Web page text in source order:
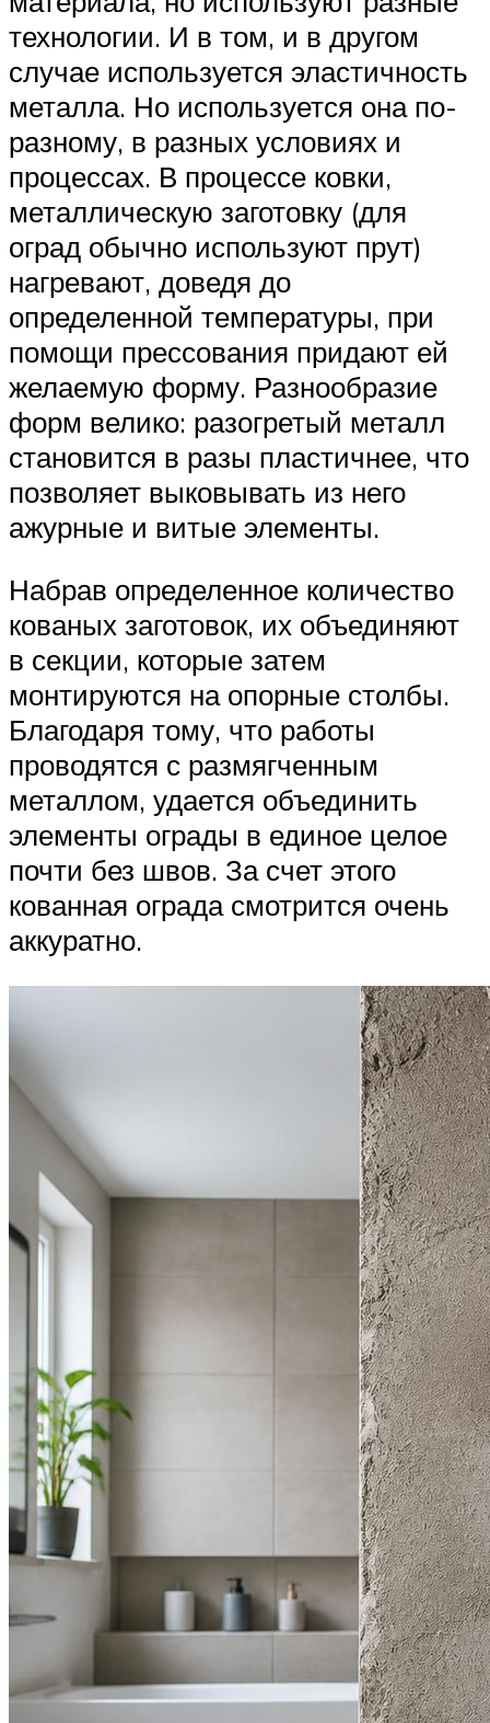
технологии. И в том, и в другом
случае используется эластичность
металла. Но используется она по-
разному, в разных условиях и
процессах. В процессе ковки,
металлическую заготовку (для
оград обычно используют прут)
нагревают, доведя до
определенной температуры, при
помощи прессования придают ей
желаемую форму. Разнообразие
форм велико: разогретый металл
становится в разы пластичнее, что
позволяет выковывать из него
ажурные и витые элементы.
Набрав определенное количество
кованых заготовок, их объединяют
в секции, которые затем
монтируются на опорные столбы.
Благодаря тому, что работы
проводятся с размягченным
металлом, удается объединить
элементы ограды в единое целое
почти без швов. За счет этого
кованная ограда смотрится очень
аккуратно.